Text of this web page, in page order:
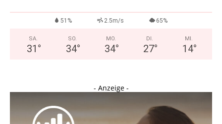
51% 2.5m/s 65%
SA.
31 °
SO.
34°
MO.
34°
DI.
27°
MI.
14°
- Anzeige -